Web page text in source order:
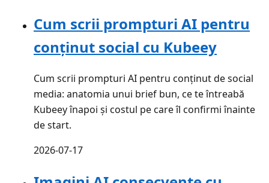
Cum scrii prompturi AI pentru
conținut social cu Kubeey
Cum scrii prompturi AI pentru conținut de social
media: anatomia unui brief bun, ce te întreabă
Kubeey înapoi și costul pe care îl confirmi înainte
de start.
2026-07-17